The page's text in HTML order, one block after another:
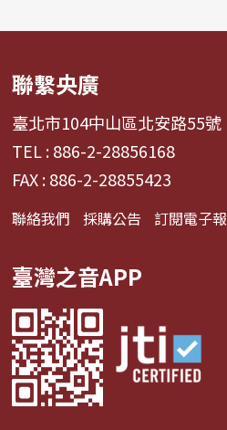
聯繫央廣
臺北市104中山區北安路55號
TEL : 886-2-28856168
FAX : 886-2-28855423
聯絡我們 採購公告 訂閱電子報
臺灣之音APP